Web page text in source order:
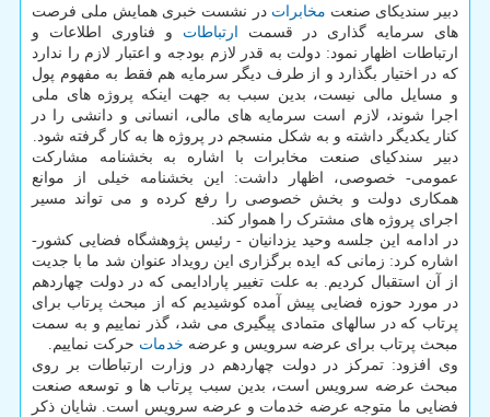
دبیر سندیکای صنعت مخابرات در نشست خبری همایش ملی فرصت
های سرمایه گذاری در قسمت ارتباطات و فناوری اطلاعات و
ارتباطات اظهار نمود: دولت به قدر لازم بودجه و اعتبار لازم را ندارد
که در اختیار بگذارد و از طرف دیگر سرمایه هم فقط به مفهوم پول
و مسایل مالی نیست، بدین سبب به جهت اینکه پروژه های ملی
اجرا شوند، لازم است سرمایه های مالی، انسانی و دانشی را در
کنار یکدیگر داشته و به شکل منسجم در پروژه ها به کار گرفته شود.
دبیر سندکیای صنعت مخابرات با اشاره به بخشنامه مشارکت
عمومی- خصوصی، اظهار داشت: این بخشنامه خیلی از موانع
همکاری دولت و بخش خصوصی را رفع کرده و می تواند مسیر
اجرای پروژه های مشترک را هموار کند.
در ادامه این جلسه وحید یزدانیان - رئیس پژوهشگاه فضایی کشور-
اشاره کرد: زمانی که ایده برگزاری این رویداد عنوان شد ما با جدیت
از آن استقبال کردیم. به علت تغییر پارادایمی که در دولت چهاردهم
در مورد حوزه فضایی پیش آمده کوشیدیم که از مبحث پرتاب برای
پرتاب که در سالهای متمادی پیگیری می شد، گذر نماییم و به سمت
مبحث پرتاب برای عرضه سرویس و عرضه خدمات حرکت نماییم.
وی افزود: تمرکز در دولت چهاردهم در وزارت ارتباطات بر روی
مبحث عرضه سرویس است، بدین سبب پرتاب ها و توسعه صنعت
فضایی ما متوجه عرضه خدمات و عرضه سرویس است. شایان ذکر